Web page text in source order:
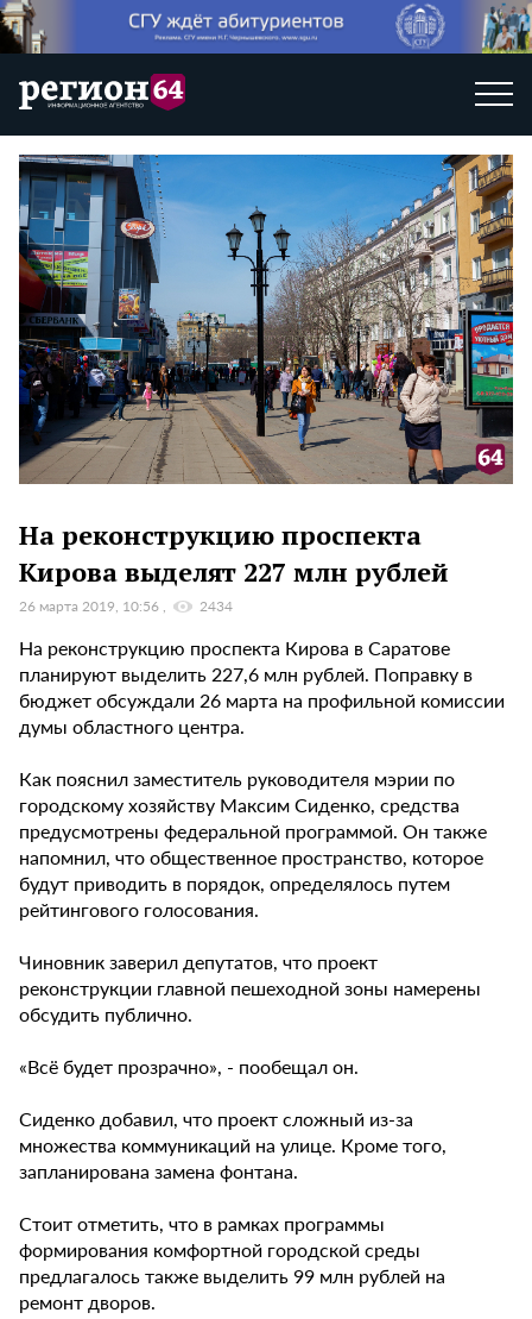
На реконструкцию проспекта
Кирова выделят 227 млн рублей
26 марта 2019, 10:56 2434
На реконструкцию проспекта Кирова в Саратове
планируют выделить 227,6 млн рублей. Поправку в
бюджет обсуждали 26 марта на профильной комиссии
думы областного центра.
Как пояснил заместитель руководителя мэрии по
городскому хозяйству Максим Сиденко, средства
предусмотрены федеральной программой. Он также
напомнил, что общественное пространство, которое
будут приводить в порядок, определялось путем
рейтингового голосования.
Чиновник заверил депутатов, что проект
реконструкции главной пешеходной зоны намерены
обсудить публично.
«Всё будет прозрачно», - пообещал он.
Сиденко добавил, что проект сложный из-за
множества коммуникаций на улице. Кроме того,
запланирована замена фонтана.
Стоит отметить, что в рамках программы
формирования комфортной городской среды
предлагалось также выделить 99 млн рублей на
ремонт дворов.